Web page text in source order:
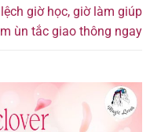
lệch giờ học, giờ làm giúp
ùn tắc giao thông ngay